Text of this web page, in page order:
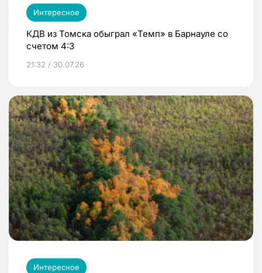
Интересное
КДВ из Томска обыграл «Темп» в Барнауле со
счетом 4:3
21:32 / 30.07.26
Интересное